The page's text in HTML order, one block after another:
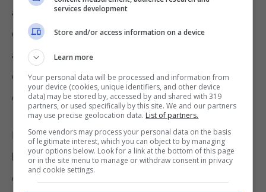
appunto, prendono il nome di pellet e si
caratterizzano per essere sostenibili a livello
ambientale: infatti i cilindretti citati sono
considerati uncombustibile rinnovabilein
quanto derivante da materiali organici.
In particolare la combustione di questa
biomassaemette quantità di CO2 simili a
quelle assorbite dalle piante nella fase di
services development
Store and/or access information on a device
Learn more
Your personal data will be processed and information from
your device (cookies, unique identifiers, and other device
data) may be stored by, accessed by and shared with 319
partners, or used specifically by this site. We and our partners
may use precise geolocation data. List of partners.
Some vendors may process your personal data on the basis
of legitimate interest, which you can object to by managing
your options below. Look for a link at the bottom of this page
or in the site menu to manage or withdraw consent in privacy
and cookie settings.